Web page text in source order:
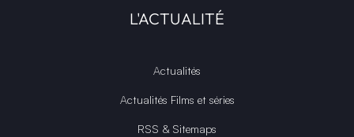
L'ACTUALITÉ
Actualités
Actualités Films et séries
RSS & Sitemaps